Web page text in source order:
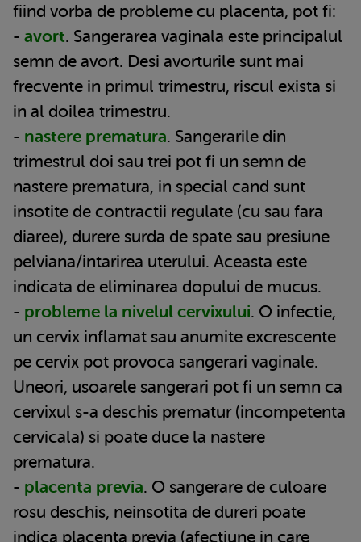
fiind vorba de probleme cu placenta, pot fi:
- avort. Sangerarea vaginala este principalul
semn de avort. Desi avorturile sunt mai
frecvente in primul trimestru, riscul exista si
in al doilea trimestru.
- nastere prematura. Sangerarile din
trimestrul doi sau trei pot fi un semn de
nastere prematura, in special cand sunt
insotite de contractii regulate (cu sau fara
diaree), durere surda de spate sau presiune
pelviana/intarirea uterului. Aceasta este
indicata de eliminarea dopului de mucus.
- probleme la nivelul cervixului. O infectie,
un cervix inflamat sau anumite excrescente
pe cervix pot provoca sangerari vaginale.
Uneori, usoarele sangerari pot fi un semn ca
cervixul s-a deschis prematur (incompetenta
cervicala) si poate duce la nastere
prematura.
- placenta previa. O sangerare de culoare
rosu deschis, neinsotita de dureri poate
indica placenta previa (afectiune in care